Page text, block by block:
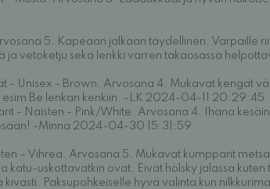
5. Kapeaan jalkaan täydellinen. Varpaille
ja vetoketju sekä lenkki varren takaosassa
- Unisex - Brown. Arvosana 4. Mukavat kengät
esim Be lenkan kenkiin. -LK 2024-04-11 20:29:45
- Naisten - Pink/White. Arvosana 4. Ihana
-Minna 2024-04-30 15:31:59
– Vihreä. Arvosana 5. Mukavat kumpparit
katu-uskottavatkin ovat. Eivät hölsky jalassa
Paksupohkeiselle hyvä valinta kun